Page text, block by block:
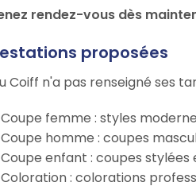
rendez-vous dès
proposées
Coiff n'a pas renseigné ses
Coupe femme : styles
Coupe homme : coupes
Coupe enfant : coupes
Coloration : colorations